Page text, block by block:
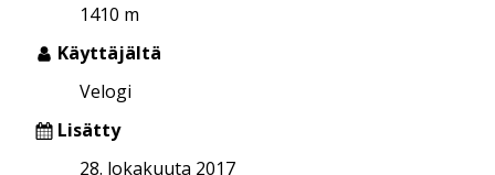
1410 m
Käyttäjältä
Velogi
Lisätty
28. lokakuuta 2017